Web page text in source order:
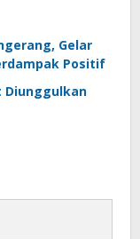
Gelar
Positif
Diunggulkan